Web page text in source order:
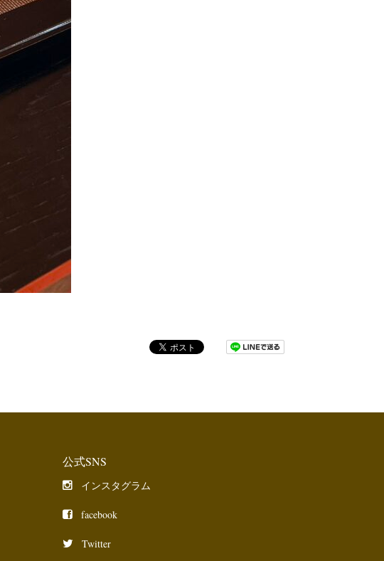
公式SNS
インスタグラム
facebook
Twitter